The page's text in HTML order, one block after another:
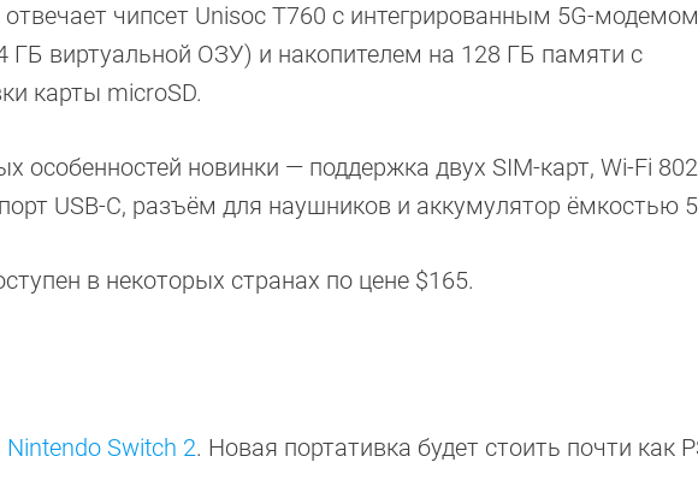
отвечает чипсет Unisoc T760 с интегрированным 5G-
ГБ виртуальной ОЗУ) и накопителем на 128 ГБ памяти с
карты microSD.
особенностей новинки — поддержка двух SIM-карт, Wi-Fi
порт USB-C, разъём для наушников и аккумулятор ёмкостью
в некоторых странах по цене $165.
Nintendo Switch 2. Новая портативка будет стоить почти как